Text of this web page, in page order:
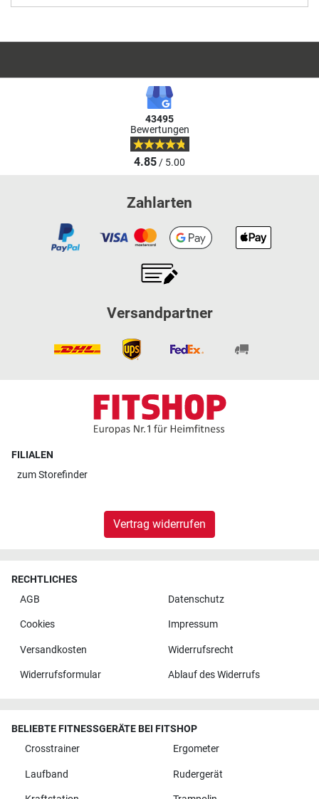
43495
Bewertungen
4.85/ 5.00
Zahlarten
Versandpartner
FILIALEN
zumStorefinder
Vertrag widerrufen
RECHTLICHES
AGB
Datenschutz
Cookies Impressum
Versandkosten Widerrufsrecht
Widerrufsformular Ablauf des Widerrufs
BELIEBTE FITNESSGERÄTE BEI FITSHOP
Crosstrainer
Ergometer
Laufband Rudergerät